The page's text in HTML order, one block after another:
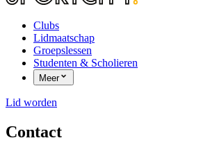
Clubs
Lidmaatschap
Groepslessen
Studenten & Scholieren
Meer
Lid worden
Contact